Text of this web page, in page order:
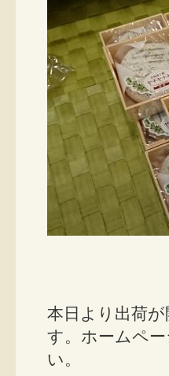
本日より出荷
す。ホームペ
い。